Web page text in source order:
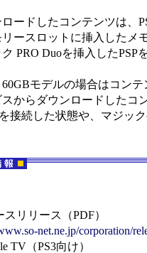
ードしたコンテンツは、
リースロットに挿入したメ
PRO Duoを挿入したPSP
モデルの場合はコンテ
からダウンロードしたコ
を接続した状態や、マジッ
リリース（PDF）
net.ne.jp/corporation/
TV（PS3向け）